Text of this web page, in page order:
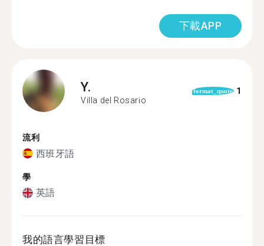
下載APP
Y.
Villa del Rosario
format_quote 1
流利
西班牙語
學
英語
我的語言學習目標